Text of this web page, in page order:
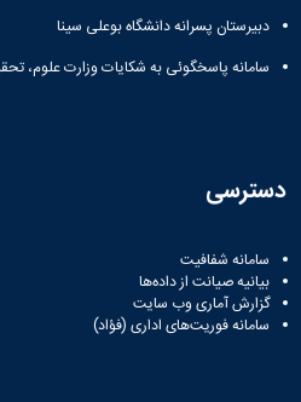
دبیرستان پسرانه دانشگاه بوعلی سینا
سامانه پاسخگوئی به شکایات وزارت علوم،
دسترسی
سامانه شفافیت
بیانیه صیانت از داده‌ها
گزارش آماری وب‌ سایت
سامانه فوریت‌های اداری (فؤاد)